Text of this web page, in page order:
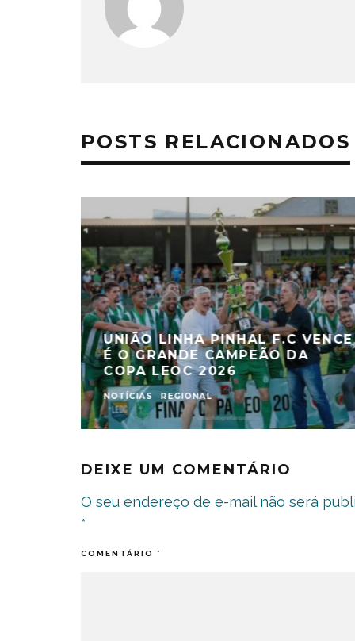
POSTS RELACIONADOS
UNIÃO LINHA PINHAL F.C VENCE
É O GRANDE CAMPEÃO DA
COPA LEOC 2026
NOTÍCIAS REGIONAL
DEIXE UM COMENTÁRIO
O seu endereço de e-mail não será
*
COMENTÁRIO *